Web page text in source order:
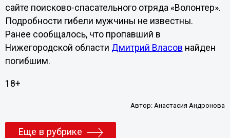
сайте поисково-спасательного отряда «Волонтер».
Подробности гибели мужчины не известны.
Ранее сообщалось, что пропавший в
Нижегородской области Дмитрий Власов найден
погибшим.
18+
Автор:Анастасия Андронова
Еще в рубрике